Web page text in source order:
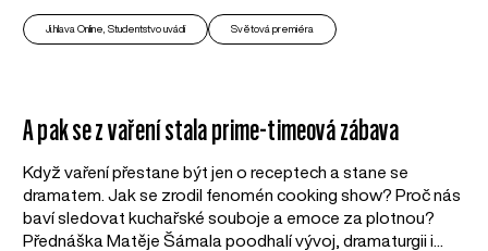
Ji.hlava Online, Studentstvo uvádí Světová premiéra
A pak se z vaření stala prime-timeová zábava
Když vaření přestane být jen o receptech a stane se
dramatem. Jak se zrodil fenomén cooking show? Proč nás
baví sledovat kuchařské souboje a emoce za plotnou?
Přednáška Matěje Šámala poodhalí vývoj, dramaturgii i...